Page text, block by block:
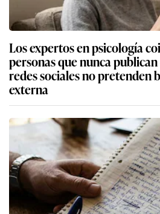
Los expertos en psicología
personas que nunca
redes sociales no pretenden
externa